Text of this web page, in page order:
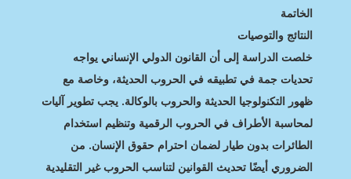
الخاتمة
النتائج والتوصيات
خلصت الدراسة إلى أن القانون الدولي الإنساني يواجه
تحديات جمة في تطبيقه في الحروب الحديثة، وخاصة مع
ظهور التكنولوجيا الحديثة والحروب بالوكالة. يجب تطوير آليات
لمحاسبة الأطراف في الحروب الرقمية وتنظيم استخدام
الطائرات بدون طيار لضمان احترام حقوق الإنسان. من
الضروري أيضًا تحديث القوانين لتناسب الحروب غير التقليدية